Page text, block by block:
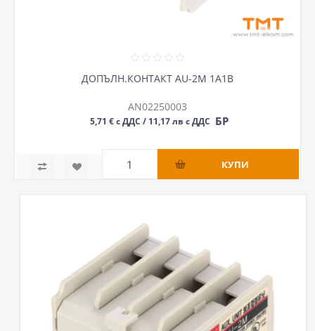
ДОПЪЛН.КОНТАКТ AU-2M 1A1B
AN02250003
5,71 € с ДДС / 11,17 лв с ДДС БР